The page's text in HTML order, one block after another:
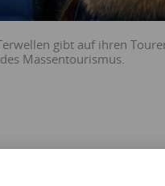
gibt auf ihren
Massentourismus.